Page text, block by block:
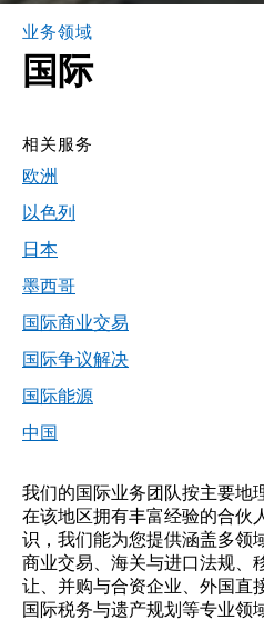
业务领域
国际
我们的国际业务团队按主要地
在该地区拥有丰富经验的合伙
识，我们能为您提供涵盖多领
商业交易、海关与进口法规、
让、并购与合资企业、外国直
国际税务与遗产规划等专业领
相关服务
欧洲
以色列
日本
墨西哥
国际商业交易
国际争议解决
国际能源
中国